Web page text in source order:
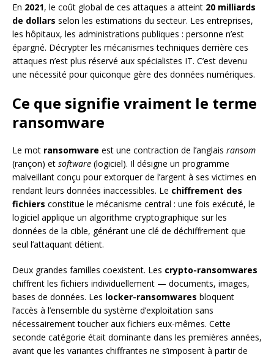
En 2021, le coût global de ces attaques a atteint 20 milliards
de dollars selon les estimations du secteur. Les entreprises,
les hôpitaux, les administrations publiques : personne n’est
épargné. Décrypter les mécanismes techniques derrière ces
attaques n’est plus réservé aux spécialistes IT. C’est devenu
une nécessité pour quiconque gère des données numériques.
Ce que signifie vraiment le terme
ransomware
Le mot ransomware est une contraction de l’anglais ransom
(rançon) et software (logiciel). Il désigne un programme
malveillant conçu pour extorquer de l’argent à ses victimes en
rendant leurs données inaccessibles. Le chiffrement des
fichiers constitue le mécanisme central : une fois exécuté, le
logiciel applique un algorithme cryptographique sur les
données de la cible, générant une clé de déchiffrement que
seul l’attaquant détient.
Deux grandes familles coexistent. Les crypto-ransomwares
chiffrent les fichiers individuellement — documents, images,
bases de données. Les locker-ransomwares bloquent
l’accès à l’ensemble du système d’exploitation sans
nécessairement toucher aux fichiers eux-mêmes. Cette
seconde catégorie était dominante dans les premières années,
avant que les variantes chiffrantes ne s’imposent à partir de